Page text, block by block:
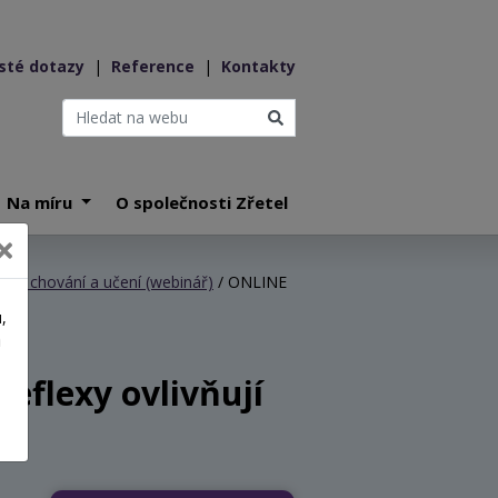
dotazy | Reference | Kontakty
Na míru O společnosti Zřetel
chování a učení (webinář) / ONLINE
ovlivňují